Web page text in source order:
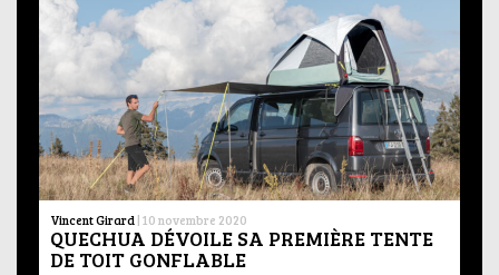
Vincent Girard | 10 novembre 2020
QUECHUA DÉVOILE SA PREMIÈRE TENTE
DE TOIT GONFLABLE